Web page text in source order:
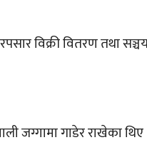
विक्री वितरण तथा
जग्गामा गाडेर राखेका